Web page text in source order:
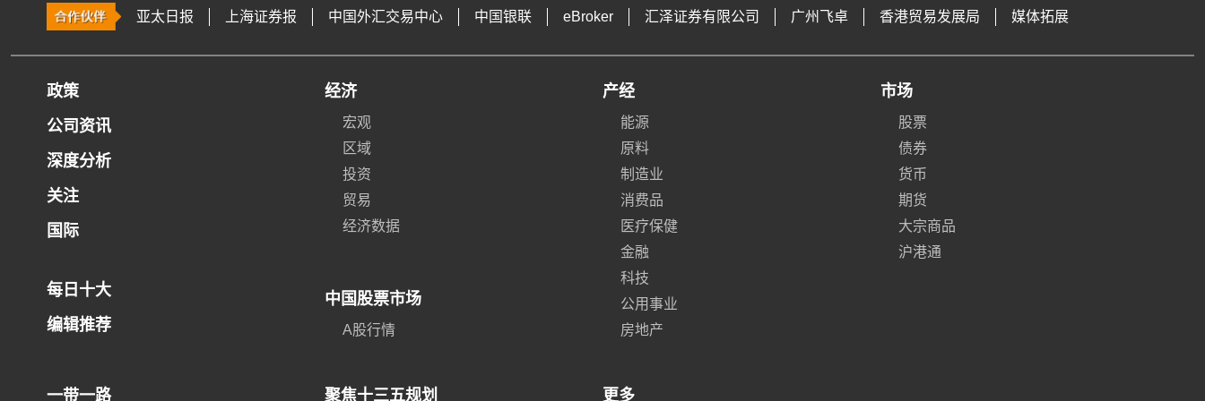
亚太日报 上海证券报 中国外汇交易中心 中国银联 eBroker 汇泽证券有限公司 广州飞卓 香港贸易发展局 媒体拓展
政策
公司资讯
深度分析
关注
国际
每日十大
编辑推荐
经济
宏观
区域
投资
贸易
经济数据
中国股票市场
A股行情
产经
能源
原料
制造业
消费品
医疗保健
金融
科技
公用事业
房地产
市场
股票
债券
货币
期货
大宗商品
沪港通
一带一路 聚焦十三五规划 更多